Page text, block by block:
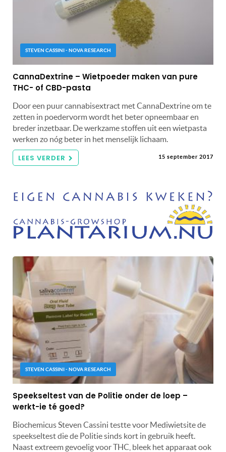
STEVEN CASSINI - NOVA RESEARCH
CannaDextrine – Wietpoeder maken van pure
THC- of CBD-pasta
Door een puur cannabisextract met CannaDextrine om te
zetten in poedervorm wordt het beter opneembaar en
breder inzetbaar. De werkzame stoffen uit een wietpasta
werken zo nóg beter in het menselijk lichaam.
LEES VERDER 15 september 2017
STEVEN CASSINI - NOVA RESEARCH
Speekseltest van de Politie onder de loep –
werkt-ie té goed?
Biochemicus Steven Cassini testte voor Mediwietsite de
speekseltest die de Politie sinds kort in gebruik heeft.
Naast extreem gevoelig voor THC, bleek het apparaat ook